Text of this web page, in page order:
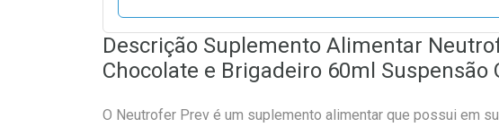
Descrição Suplemento Alimentar
Chocolate e Brigadeiro 60ml Suspensão
O Neutrofer Prev é um suplemento alimentar que possui em